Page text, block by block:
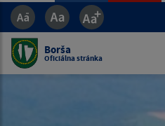
Borša
Oficiálna stránka